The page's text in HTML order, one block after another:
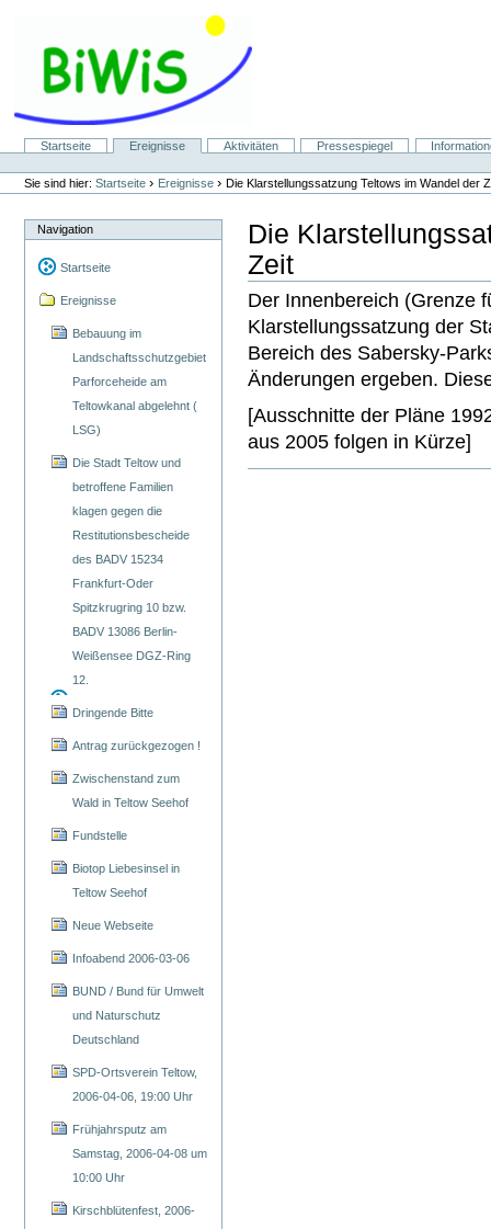
Navigation
SektionenStartseite Ereignisse Aktivitäten Pressespiegel
Benutzerspezifische
Werkzeuge
Sie sind hier: Startseite › Ereignisse ›Die Klarstellungssatzung Teltows im Wandel der
Navigation
Startseite
Ereignisse
Bebauung im
Landschaftsschutzgebiet
Parforceheide am
Teltowkanal abgelehnt (
LSG)
Die Stadt Teltow und
betroffene Familien
klagen gegen die
Restitutionsbescheide
des BADV 15234
Frankfurt-Oder
Spitzkrugring 10 bzw.
BADV 13086 Berlin-
Weißensee DGZ-Ring
12.
Dringende Bitte
Antrag zurückgezogen !
Zwischenstand zum
Wald in Teltow Seehof
Fundstelle
Biotop Liebesinsel in
Teltow Seehof
Neue Webseite
Infoabend 2006-03-06
BUND / Bund für Umwelt
und Naturschutz
Deutschland
SPD-Ortsverein Teltow,
2006-04-06, 19:00 Uhr
Frühjahrsputz am
Samstag, 2006-04-08 um
10:00 Uhr
Kirschblütenfest, 2006-
Die
Zeit
Der Innenbereich (Grenze
Klarstellungssatzung der
Bereich des Sabersky-
Änderungen ergeben.
[Ausschnitte der Pläne
aus 2005 folgen in Kürze]